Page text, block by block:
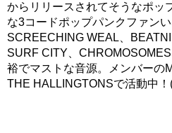
からリリースされてそうなポッ
な3コードポップパンクファン
SCREECHING WEAL、
SURF CITY、
裕でマストな音源。メンバーの
THE HALLINGTONSで活動中！